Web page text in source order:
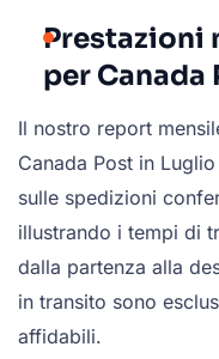
Prestazioni
per Canada
Il nostro report
Canada Post in
sulle spedizioni
illustrando i tempi di
dalla partenza alla
in transito sono
affidabili.